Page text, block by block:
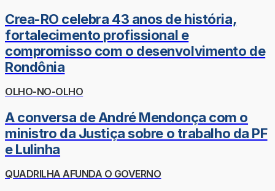
Crea-RO celebra 43 anos de história,
fortalecimento profissional e
compromisso com o desenvolvimento de
Rondônia
OLHO-NO-OLHO
A conversa de André Mendonça com o
ministro da Justiça sobre o trabalho da PF
e Lulinha
QUADRILHA AFUNDA O GOVERNO